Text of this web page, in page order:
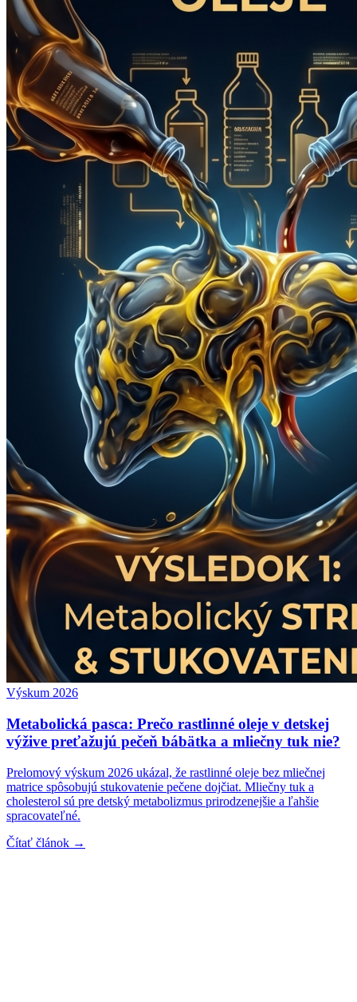
Výskum 2026
Metabolická pasca: Prečo rastlinné oleje v detskej
výžive preťažujú pečeň bábätka a mliečny tuk nie?
Prelomový výskum 2026 ukázal, že rastlinné oleje bez mliečnej
matrice spôsobujú stukovatenie pečene dojčiat. Mliečny tuk a
cholesterol sú pre detský metabolizmus prirodzenejšie a ľahšie
spracovateľné.
Čítať článok →